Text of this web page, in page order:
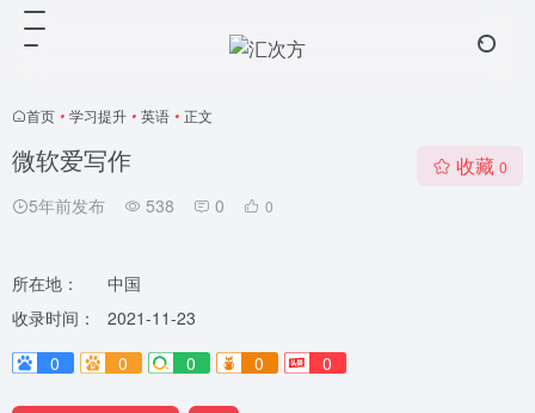
首页 • 学习提升 • 英语 • 正文
微软爱写作
5年前发布 538 0 0
收藏 0
所在地：
中国
收录时间：
2021-11-23
0
0 0 0 0